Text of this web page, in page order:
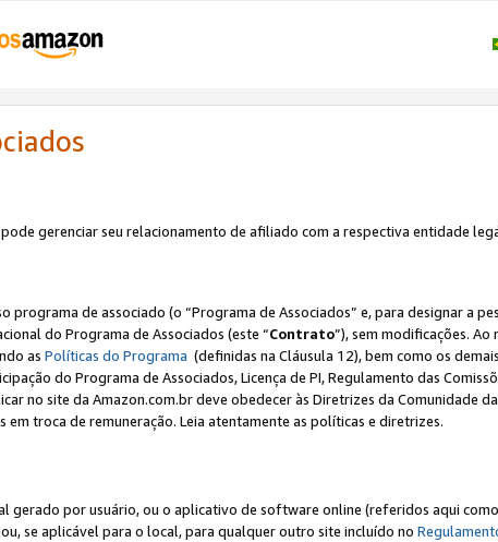
gerenciar seu relacionamento de afiliado com a respectiva entidade
de associado (o “Programa de Associados” e, para designar a
do Programa de Associados (este “Contrato”), sem modificações. Ao
as Políticas do Programa (definidas na Cláusula 12), bem como os
do Programa de Associados, Licença de PI, Regulamento das
no site da Amazon.com.br deve obedecer às Diretrizes da Comunidade
troca de remuneração. Leia atentamente as políticas e diretrizes.
gerado por usuário, ou o aplicativo de software online (referidos aqui
se aplicável para o local, para qualquer outro site incluído no